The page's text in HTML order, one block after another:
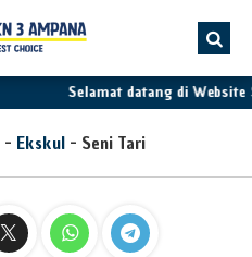
Selamat datang di Website
- Ekskul- Seni Tari